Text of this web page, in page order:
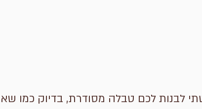
לבנות לכם טבלה מסודרת, בדיוק כמו